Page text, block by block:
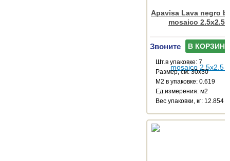
Apavisa Lava negro
mosaico 2.5x2.5
Звоните В КОРЗИНУ
Шт.в упаковке: 7
Размер, см: 30x30
М2 в упаковке: 0.619
Ед.измерения: м2
Веc упаковки, кг: 12.854